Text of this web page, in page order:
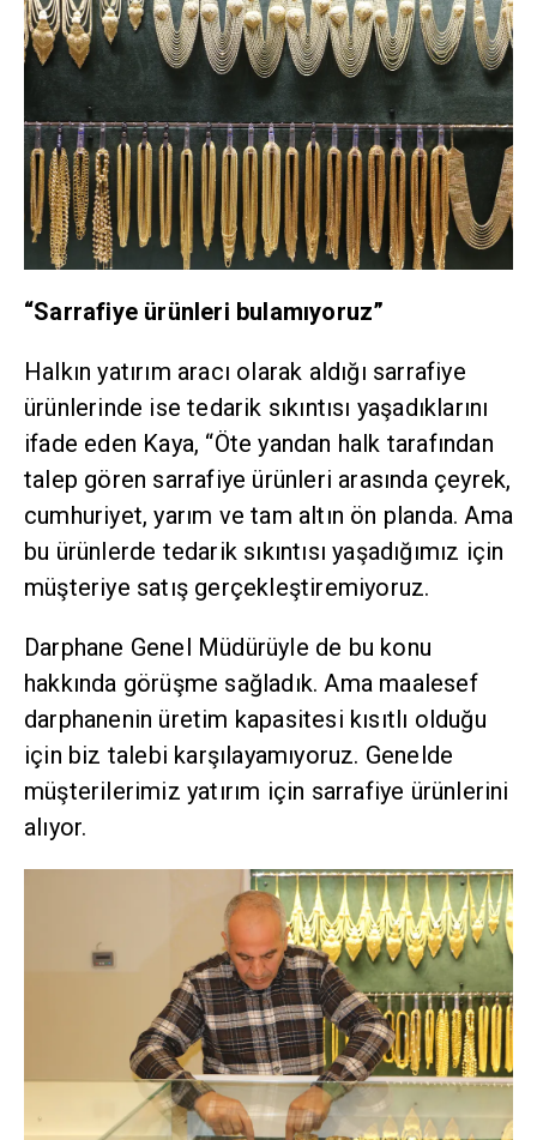
“Sarrafiye ürünleri bulamıyoruz”
Halkın yatırım aracı olarak aldığı sarrafiye
ürünlerinde ise tedarik sıkıntısı yaşadıklarını
ifade eden Kaya, “Öte yandan halk tarafından
talep gören sarrafiye ürünleri arasında çeyrek,
cumhuriyet, yarım ve tam altın ön planda. Ama
bu ürünlerde tedarik sıkıntısı yaşadığımız için
müşteriye satış gerçekleştiremiyoruz.
Darphane Genel Müdürüyle de bu konu
hakkında görüşme sağladık. Ama maalesef
darphanenin üretim kapasitesi kısıtlı olduğu
için biz talebi karşılayamıyoruz. Genelde
müşterilerimiz yatırım için sarrafiye ürünlerini
alıyor.